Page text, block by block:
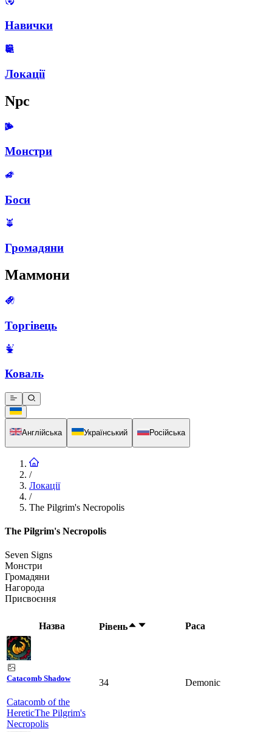
Навички
Локації
Npc
Монстри
Боси
Громадяни
Маммони
Торгівець
Коваль
Англійська Український Російська
/
Локації
/
The Pilgrim's Necropolis
The Pilgrim's Necropolis
Seven Signs
Монстри
Громадяни
Нагорода
Присвоєння
Назва Рівень Раса
Catacomb Shadow
Catacomb of the
HereticThe Pilgrim's
Necropolis
34 Demonic